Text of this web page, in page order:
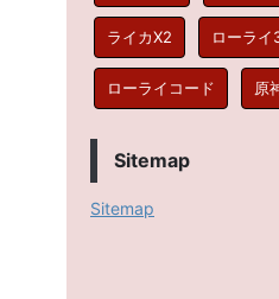
ライカX2 ローライ
ローライコード 原
Sitemap
Sitemap